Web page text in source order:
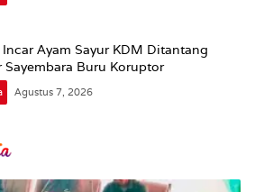
Ayam Sayur KDM Ditantang
Sayembara Buru Koruptor
Agustus 7, 2026